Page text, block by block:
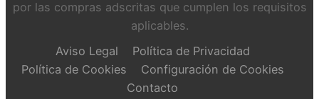
por las compras adscritas que cumplen los requisitos
aplicables.
Aviso Legal
Política de Privacidad
Política de Cookies
Configuración de Cookies
Contacto